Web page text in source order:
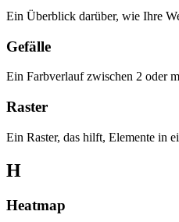
Ein Überblick darüber, wie Ihre
Gefälle
Ein Farbverlauf zwischen 2 oder
Raster
Ein Raster, das hilft, Elemente in
H
Heatmap